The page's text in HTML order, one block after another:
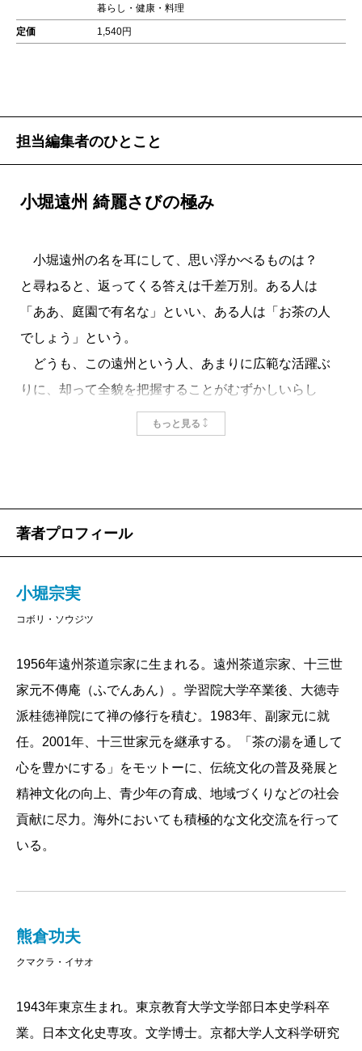
暮らし・健康・料理
定価 1,540円
担当編集者のひとこと
小堀遠州 綺麗さびの極み
小堀遠州の名を耳にして、思い浮かべるものは？
と尋ねると、返ってくる答えは千差万別。ある人は
「ああ、庭園で有名な」といい、ある人は「お茶の人
でしょう」という。
どうも、この遠州という人、あまりに広範な活躍ぶ
りに、却って全貌を把握することがむずかしいらし
い。本職（？）は大名で、主に作事奉行として各地の
の“マルチ・アーティスト”といったところか。 さて、
重要なキーワードが「綺麗さび」。なんとも雅やかな
響きだが、いったいどういう意味なのか？
りやすく開放的な美を象徴する概念だという。先人・
千利休の「わび」、古田織部の「カブキ」が、道を極
めた人にしか理解しづらい世界だったのとは対照的
だ。
たとえば、光の妙を取り入れた茶室で、白を貴重と
した明るい色の茶碗や舶来の珍しい茶道具を用いてお
客さまをもてなす……。つまり、他人に対するサービ
ス精神とバランス感覚に裏打ちされた美学といって良
本書は、小堀遠州の全体像を、豊富な写真とテキス
トによって浮かびあがらせようと試みたもの。全国に
家、商人と幅広い交友関係を明らかにした相関図も収
録している。
もっと見る
著者プロフィール
小堀宗実
コボリ・ソウジツ
1956年遠州茶道宗家に生まれる。遠州茶道宗家、十三世
家元不傳庵（ふでんあん）。学習院大学卒業後、大徳寺
派桂徳禅院にて禅の修行を積む。1983年、副家元に就
任。2001年、十三世家元を継承する。「茶の湯を通して
心を豊かにする」をモットーに、伝統文化の普及発展と
精神文化の向上、青少年の育成、地域づくりなどの社会
貢献に尽力。海外においても積極的な文化交流を行って
いる。
熊倉功夫
クマクラ・イサオ
1943年東京生まれ。東京教育大学文学部日本史学科卒
業。日本文化史専攻。文学博士。京都大学人文科学研究